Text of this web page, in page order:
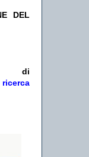
DEL
di